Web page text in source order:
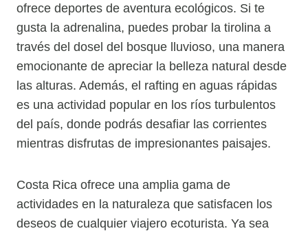
ofrece deportes de aventura ecológicos. Si te
gusta la adrenalina, puedes probar la tirolina a
través del dosel del bosque lluvioso, una manera
emocionante de apreciar la belleza natural desde
las alturas. Además, el rafting en aguas rápidas
es una actividad popular en los ríos turbulentos
del país, donde podrás desafiar las corrientes
mientras disfrutas de impresionantes paisajes.
Costa Rica ofrece una amplia gama de
actividades en la naturaleza que satisfacen los
deseos de cualquier viajero ecoturista. Ya sea